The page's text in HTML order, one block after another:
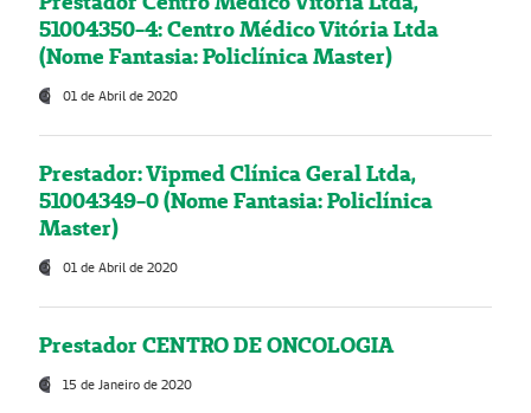
51004350-4: Centro Médico Vitória Ltda
(Nome Fantasia: Policlínica Master)
01 de Abril de 2020
Prestador: Vipmed Clínica Geral Ltda,
51004349-0 (Nome Fantasia: Policlínica
Master)
01 de Abril de 2020
Prestador CENTRO DE ONCOLOGIA
15 de Janeiro de 2020